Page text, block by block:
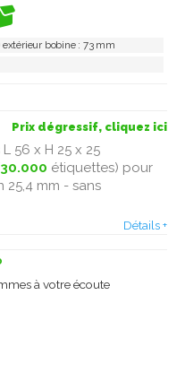
bobine : 73 mm
Prix dégressif, cliquez ici
56 x H 25 x 25
30.000 étiquettes) pour
25,4 mm - sans
Détails +
à votre écoute